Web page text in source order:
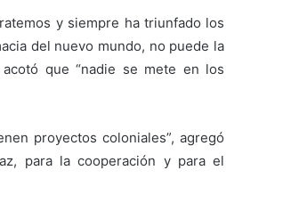
y siempre ha triunfado los
del nuevo mundo, no puede la
que “nadie se mete en los
proyectos coloniales”, agregó
para la cooperación y para el